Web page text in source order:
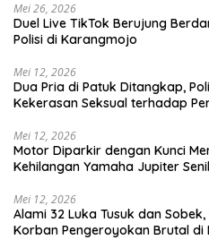
Mei 26, 2026
Duel Live TikTok Berujung
Polisi di Karangmojo
Mei 12, 2026
Dua Pria di Patuk Ditangkap,
Kekerasan Seksual terhadap
Mei 12, 2026
Motor Diparkir dengan Kunci
Kehilangan Yamaha Jupiter
Mei 12, 2026
Alami 32 Luka Tusuk dan
Korban Pengeroyokan Brutal di